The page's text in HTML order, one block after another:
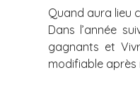
Quand aura lieu
Dans l’année
gagnants et
modifiable